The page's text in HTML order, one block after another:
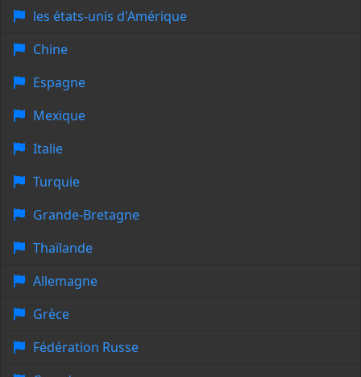
les états-unis d'Amérique
Chine
Espagne
Mexique
Italie
Turquie
Grande-Bretagne
Thaïlande
Allemagne
Grèce
Fédération Russe